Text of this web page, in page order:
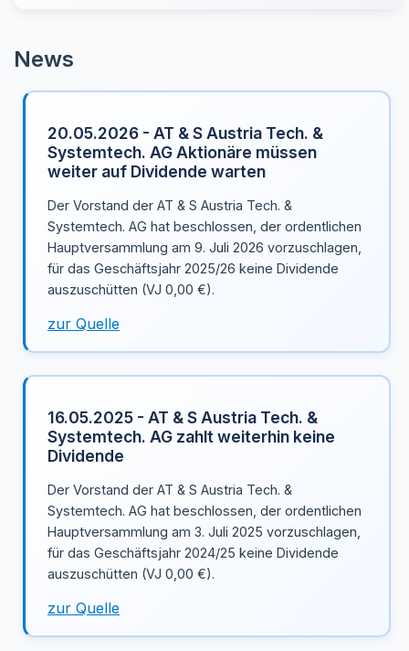
News
20.05.2026 - AT & S Austria Tech. &
Systemtech. AG Aktionäre müssen
weiter auf Dividende warten
Der Vorstand der AT & S Austria Tech. &
Systemtech. AG hat beschlossen, der ordentlichen
Hauptversammlung am 9. Juli 2026 vorzuschlagen,
für das Geschäftsjahr 2025/26 keine Dividende
auszuschütten (VJ 0,00 €).
zur Quelle
16.05.2025 - AT & S Austria Tech. &
Systemtech. AG zahlt weiterhin keine
Dividende
Der Vorstand der AT & S Austria Tech. &
Systemtech. AG hat beschlossen, der ordentlichen
Hauptversammlung am 3. Juli 2025 vorzuschlagen,
für das Geschäftsjahr 2024/25 keine Dividende
auszuschütten (VJ 0,00 €).
zur Quelle